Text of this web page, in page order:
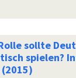
sollte
spielen?